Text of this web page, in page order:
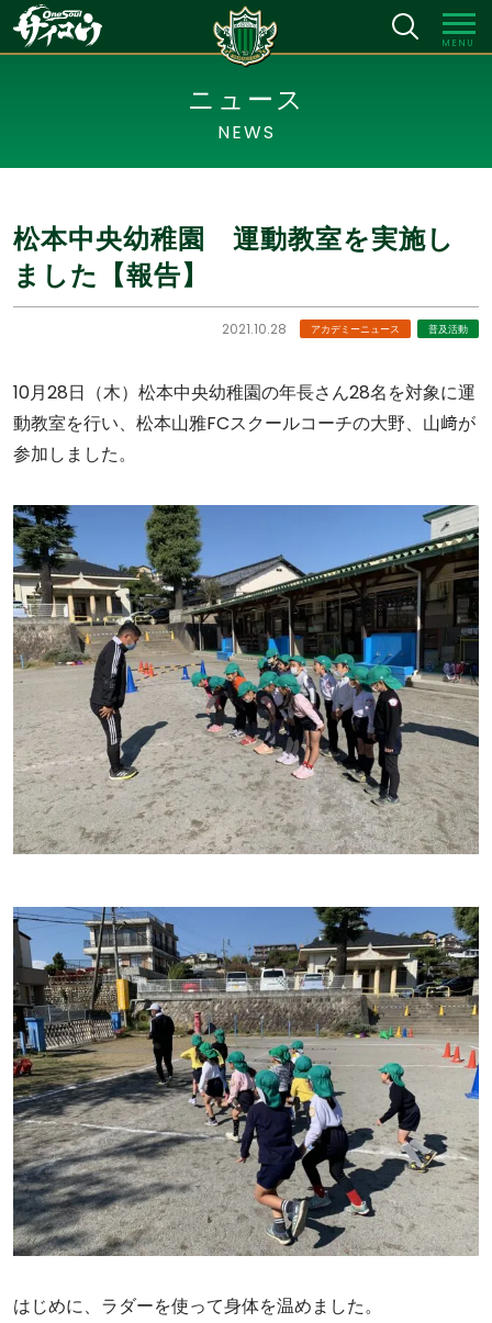
MENU
ニュース
NEWS
松本中央幼稚園 運動教室を実施し
ました【報告】
2021.10.28 アカデミーニュース 普及活動
10月28日（木）松本中央幼稚園の年長さん28名を対象に運
動教室を行い、松本山雅FCスクールコーチの大野、山﨑が
参加しました。
はじめに、ラダーを使って身体を温めました。